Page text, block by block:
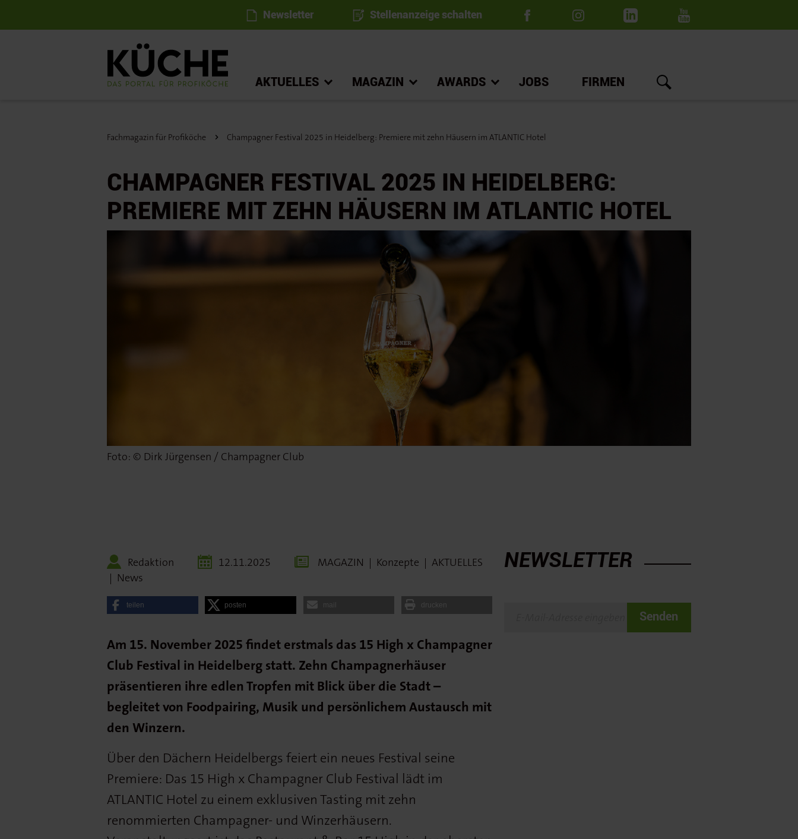
Newsletter Stellenanzeige schalten
AKTUELLES MAGAZIN AWARDS JOBS FIRMEN
Fachmagazin für Profiköche Champagner Festival 2025 in Heidelberg: Premiere mit zehn Häusern im ATLANTIC Hotel
CHAMPAGNER FESTIVAL 2025 IN HEIDELBERG:
PREMIERE MIT ZEHN HÄUSERN IM ATLANTIC HOTEL
Foto: © Dirk Jürgensen / Champagner Club
Redaktion 12.11.2025 MAGAZIN | Konzepte | AKTUELLES
| News
teilen posten mail drucken
Am 15. November 2025 findet erstmals das 15 High x Champagner
Club Festival in Heidelberg statt. Zehn Champagnerhäuser
präsentieren ihre edlen Tropfen mit Blick über die Stadt –
begleitet von Foodpairing, Musik und persönlichem Austausch mit
den Winzern.
Über den Dächern Heidelbergs feiert ein neues Festival seine
Premiere: Das 15 High x Champagner Club Festival lädt im
ATLANTIC Hotel zu einem exklusiven Tasting mit zehn
renommierten Champagner- und Winzerhäusern.
NEWSLETTER
Senden